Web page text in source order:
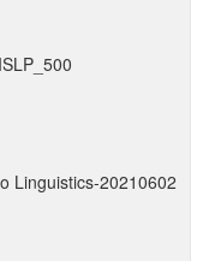
Linguistics-20210602